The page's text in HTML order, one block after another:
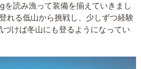
を読み漁って装備を揃えていきまし
れる低山から挑戦し、少しずつ経験
づけば冬山にも登るようになってい